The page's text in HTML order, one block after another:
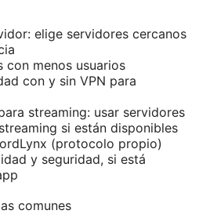
elige servidores cercanos
con menos usuarios
con y sin VPN para
streaming: usar servidores
si están disponibles
(protocolo propio)
y seguridad, si está
comunes